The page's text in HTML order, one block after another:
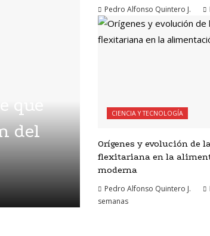
que
del
Pedro Alfonso Quintero J.
CIENCIA Y TECNOLOGÍA
Orígenes y evolución de
flexitariana en la
moderna
Pedro Alfonso Quintero J.
semanas